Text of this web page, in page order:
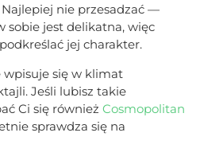
Najlepiej nie przesadzać —
sobie jest delikatna, więc
jej charakter.
się w klimat
Jeśli lubisz takie
Ci się również Cosmopolitan
sprawdza się na